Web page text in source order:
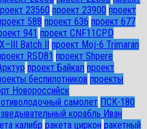
23560 проект 23900 проект
588 проект 636 проект 677
941 проект CNF11CPD
Batch II проект Moj-6 Trimaran
RSD81 проект Shpere
проект Байкал проект
беспилотников проекты
Новороссийск
самолет ПСК-180
корабль Иван
калибр ракета циркон ракетный